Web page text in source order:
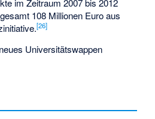
im Zeitraum 2007 bis 2012
108 Millionen Euro aus
[26]
Universitätswappen